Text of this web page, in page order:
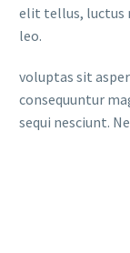
elit tellus, luctus
leo.
voluptas sit
consequuntur
sequi nesciunt.